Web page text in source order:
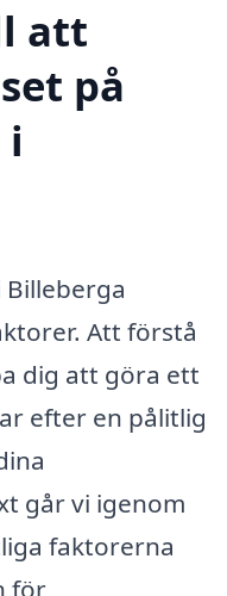
att
på
i
Att förstå
dig att göra ett
efter en pålitlig
går vi igenom
faktorerna
för